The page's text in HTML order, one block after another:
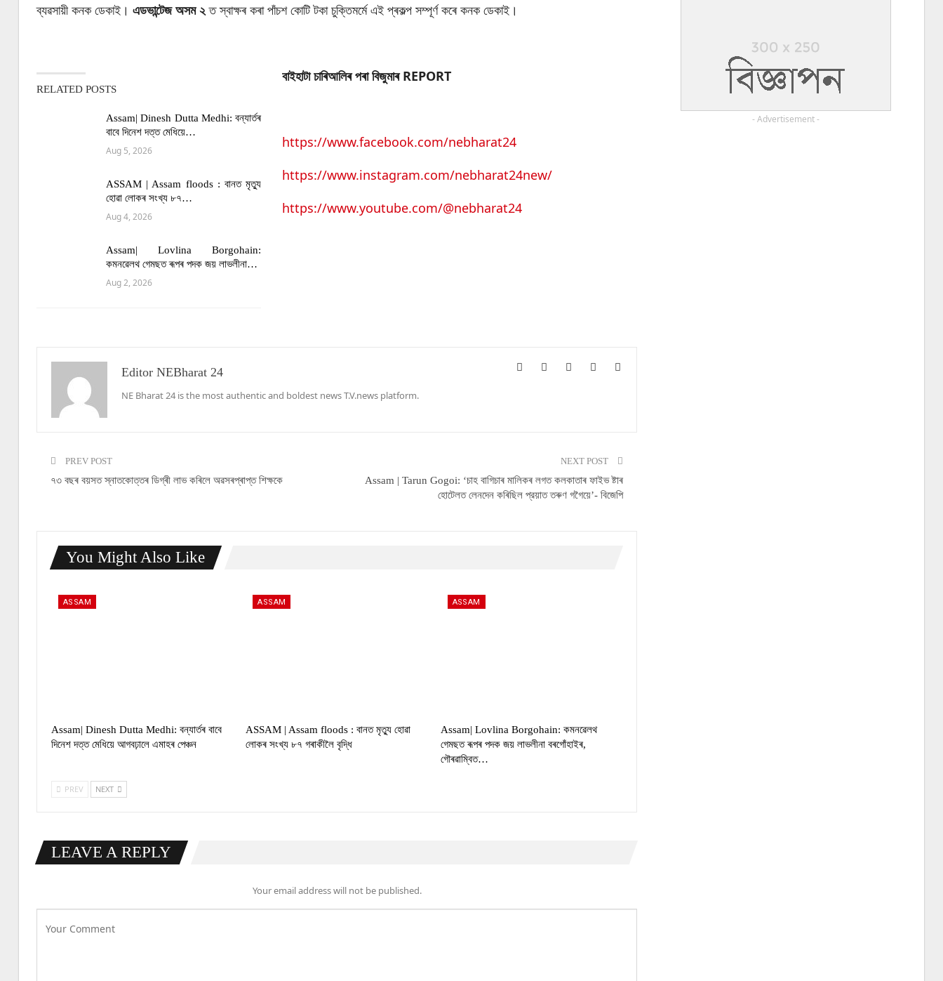
ব্যৱসায়ী কনক ডেকাই। এডভান্টেজ অসম ২ ত স্বাক্ষৰ কৰা পাঁচশ কোটি টকা চুক্তিমৰ্মে এই প্ৰকল্প সম্পূৰ্ণ কৰে কনক ডেকাই।
RELATED POSTS
Assam| Dinesh Dutta Medhi: বন্যাৰ্তৰ
বাবে দিনেশ দত্ত মেধিয়ে…
Aug 5, 2026
ASSAM | Assam floods : বানত মৃত্যু
হোৱা লোকৰ সংখ্য ৮৭…
Aug 4, 2026
Assam| Lovlina Borgohain:
কমনৱেলথ গেমছত ৰূপৰ পদক জয় লাভলীনা…
Aug 2, 2026
বাইহাটা চাৰিআলিৰ পৰা বিজুমাৰ REPORT
https://www.facebook.com/nebharat24
https://www.instagram.com/nebharat24new/
https://www.youtube.com/@nebharat24
Editor NEBharat 24
NE Bharat 24 is the most authentic and boldest news T.V.news platform.
PREV POST
৭৩ বছৰ বয়সত স্নাতকোত্তৰ ডিগ্ৰী লাভ কৰিলে অৱসৰপ্ৰাপ্ত শিক্ষকে
NEXT POST
Assam | Tarun Gogoi: ‘চাহ বাগিচাৰ মালিকৰ লগত কলকাতাৰ ফাইভ ষ্টাৰ
হোটেলত লেনদেন কৰিছিল প্রয়াত তৰুণ গগৈয়ে’- বিজেপি
You Might Also Like
ASSAM
Assam| Dinesh Dutta Medhi: বন্যাৰ্তৰ বাবে
দিনেশ দত্ত মেধিয়ে আগবঢ়ালে এমাহৰ পেঞ্চন
ASSAM
ASSAM | Assam floods : বানত মৃত্যু হোৱা
লোকৰ সংখ্য ৮৭ গৰাকীলৈ বৃদ্ধি
ASSAM
Assam| Lovlina Borgohain: কমনৱেলথ
গেমছত ৰূপৰ পদক জয় লাভলীনা বৰগোঁহাইৰ,
গৌৰৱাম্বিত…
PREV NEXT
LEAVE A REPLY
Your email address will not be published.
- Advertisement -